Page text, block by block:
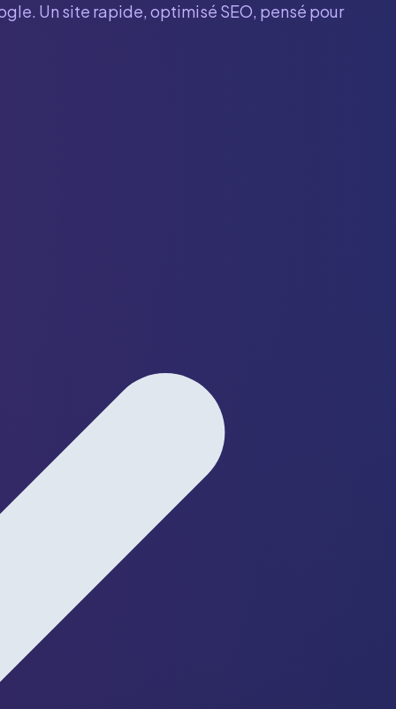
Un site rapide, optimisé SEO, pensé pour